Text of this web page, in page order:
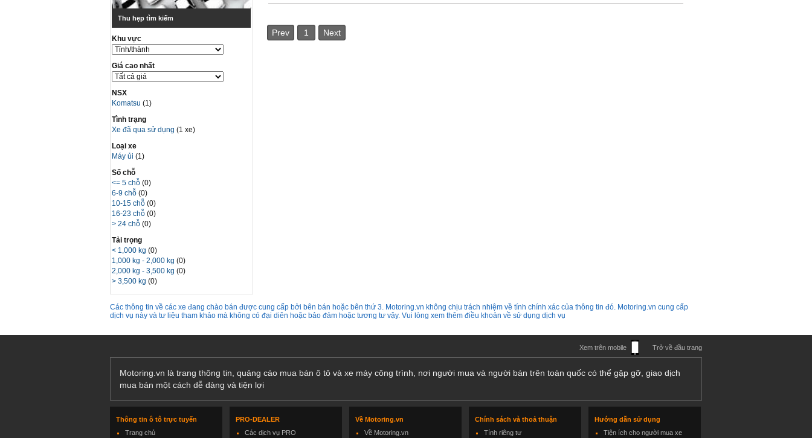
Thu hẹp tìm kiếm
Khu vực
Giá cao nhất
NSX
Komatsu(1)
Tình trạng
Xe đã qua sử dụng (1 xe)
Loại xe
Máy ủi(1)
Số chỗ
<= 5 chỗ(0)
6-9 chỗ(0)
10-15 chỗ(0)
16-23 chỗ(0)
> 24 chỗ(0)
Tải trọng
< 1,000 kg(0)
1,000 kg - 2,000 kg(0)
2,000 kg - 3,500 kg(0)
> 3,500 kg(0)
Prev 1 Next
Các thông tin về các xe đang chào bán được cung cấp bởi bên bán hoặc bên thứ 3. Motoring.vn không chịu trách nhiệm về tính chính xác của thông tin đó. Motoring.vn cung cấp
dịch vụ này và tư liệu tham khảo mà không có đại diên hoặc bảo đảm hoặc tương tư vậy. Vui lòng xem thêm điều khoản về sử dụng dịch vụ
Xem trên mobile Trở về đầu trang
Motoring.vn là trang thông tin, quảng cáo mua bán ô tô và xe máy công trình, nơi người mua và người bán trên toàn quốc có thể gặp gỡ, giao dịch
mua bán một cách dễ dàng và tiện lợi
Thông tin ô tô trực tuyến
Trang chủ
PRO-DEALER
Các dịch vụ PRO
Về Motoring.vn
Về Motoring.vn
Chính sách và thoả thuận
Tính riêng tư
Hướng dẫn sử dụng
Tiện ích cho người mua xe